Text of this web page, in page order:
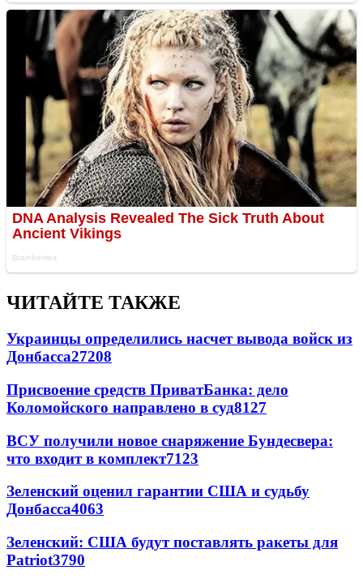
ЧИТАЙТЕ ТАКЖЕ
Украинцы определились насчет вывода войск из
Донбасса27208
Присвоение средств ПриватБанка: дело
Коломойского направлено в суд8127
ВСУ получили новое снаряжение Бундесвера:
что входит в комплект7123
Зеленский оценил гарантии США и судьбу
Донбасса4063
Зеленский: США будут поставлять ракеты для
Patriot3790